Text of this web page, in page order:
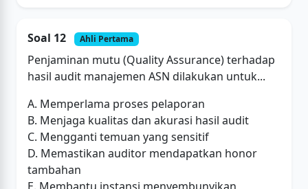
Soal 12 Ahli Pertama
Penjaminan mutu (Quality Assurance) terhadap
hasil audit manajemen ASN dilakukan untuk...
A. Memperlama proses pelaporan
B. Menjaga kualitas dan akurasi hasil audit
C. Mengganti temuan yang sensitif
D. Memastikan auditor mendapatkan honor
tambahan